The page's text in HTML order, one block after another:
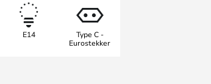
De Funiculi collectie is een van de meest
Marset en werd 30 jaar geleden
ontwerp tot op de dag van vandaag mooi
E14
Type C -
Eurostekker